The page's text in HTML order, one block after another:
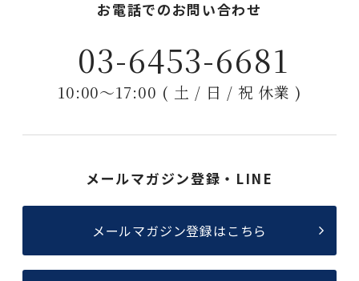
お電話でのお問い合わせ
03-6453-6681
10:00〜17:00 ( 土 / 日 / 祝 休業 )
メールマガジン登録・LINE
メールマガジン登録はこちら